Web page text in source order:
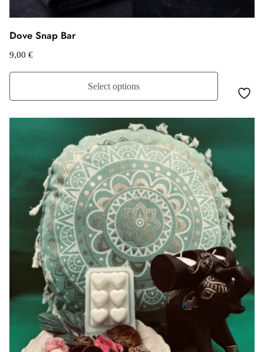
Dove Snap Bar
9,00 €
Select options